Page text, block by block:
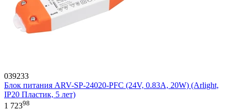
039233
Блок питания ARV-SP-24020-PFC (24V, 0.83A, 20W) (Arlight,
IP20 Пластик, 5 лет)
1 72398